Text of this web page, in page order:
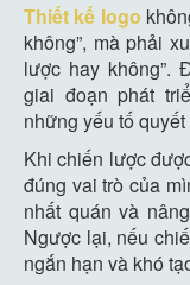
Thiết kế logo
không”, mà phải
lược hay không”.
giai đoạn phát
những yếu tố
Khi chiến lược
đúng vai trò của
nhất quán và
Ngược lại, nếu
ngắn hạn và khó